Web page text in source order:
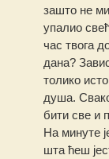
зашто не
упалио
час твога
дана?
толико
душа.
бити све и
На минуте
шта ћеш